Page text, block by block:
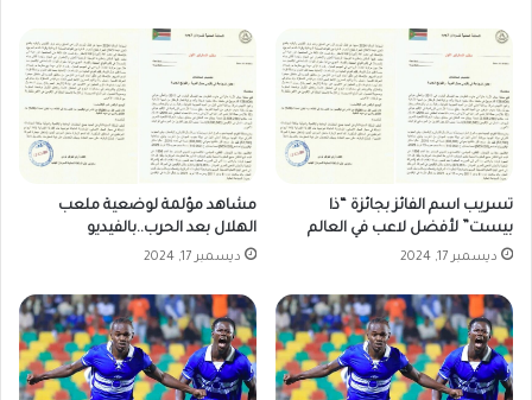
تسريب اسم الفائز بجائزة “ذا
بيست” لأفضل لاعب في العالم
ديسمبر 17, 2024
مشاهد مؤلمة لوضعية ملعب
الهلال بعد الحرب..بالفيديو
ديسمبر 17, 2024